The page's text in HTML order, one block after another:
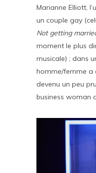
Marianne Elliott,
un couple gay
Not getting
moment le plus
musicale) ; dans
homme/femme a
devenu un peu
business woman